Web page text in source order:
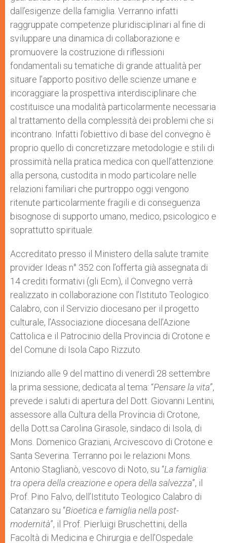
dall’esigenze della famiglia. Verranno infatti
raggruppate competenze pluridisciplinari al fine di
sviluppare una dinamica di collaborazione e
promuovere la costruzione di riflessioni
fondamentali su tematiche di grande attualità per
situare l’apporto positivo delle scienze umane e
incoraggiare la prospettiva interdisciplinare che
costituisce una modalità particolarmente necessaria
al trattamento della complessità dei problemi che si
incontrano. Infatti l’obiettivo di base del convegno è
proprio quello di concretizzare metodologie e stili di
prossimità nella pratica medica con quell’attenzione
alla persona, custodita in modo particolare nelle
relazioni familiari che purtroppo oggi vengono
ritenute particolarmente fragili e di conseguenza
bisognose di supporto umano, medico, psicologico e
soprattutto spirituale.
Accreditato presso il Ministero della salute tramite
provider Ideas n° 352 con l’offerta già assegnata di
14 crediti formativi (gli Ecm), il Convegno verrà
realizzato in collaborazione con l’Istituto Teologico
Calabro, con il Servizio diocesano per il progetto
culturale, l’Associazione diocesana dell’Azione
Cattolica e il Patrocinio della Provincia di Crotone e
del Comune di Isola Capo Rizzuto.
Iniziando alle 9 del mattino di venerdì 28 settembre
la prima sessione, dedicata al tema: “Pensare la vita”,
prevede i saluti di apertura del Dott. Giovanni Lentini,
assessore alla Cultura della Provincia di Crotone,
della Dott.sa Carolina Girasole, sindaco di Isola, di
Mons. Domenico Graziani, Arcivescovo di Crotone e
Santa Severina. Terranno poi le relazioni Mons.
Antonio Staglianò, vescovo di Noto, su “La famiglia:
tra opera della creazione e opera della salvezza”, il
Prof. Pino Falvo, dell’Istituto Teologico Calabro di
Catanzaro su “Bioetica e famiglia nella post-
modernità”, il Prof. Pierluigi Bruschettini, della
Facoltà di Medicina e Chirurgia e dell’Ospedale